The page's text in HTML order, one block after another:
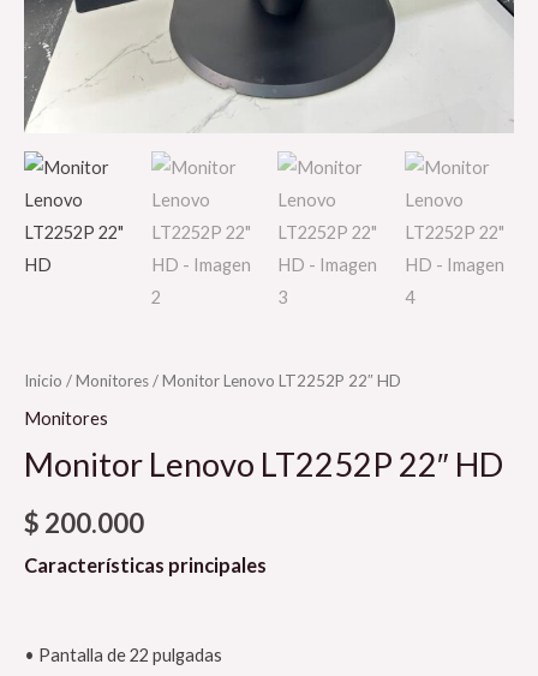
Inicio /Monitores/ Monitor Lenovo LT2252P 22″ HD
Monitores
Monitor Lenovo LT2252P 22″ HD
$ 200.000
Características principales
• Pantalla de 22 pulgadas